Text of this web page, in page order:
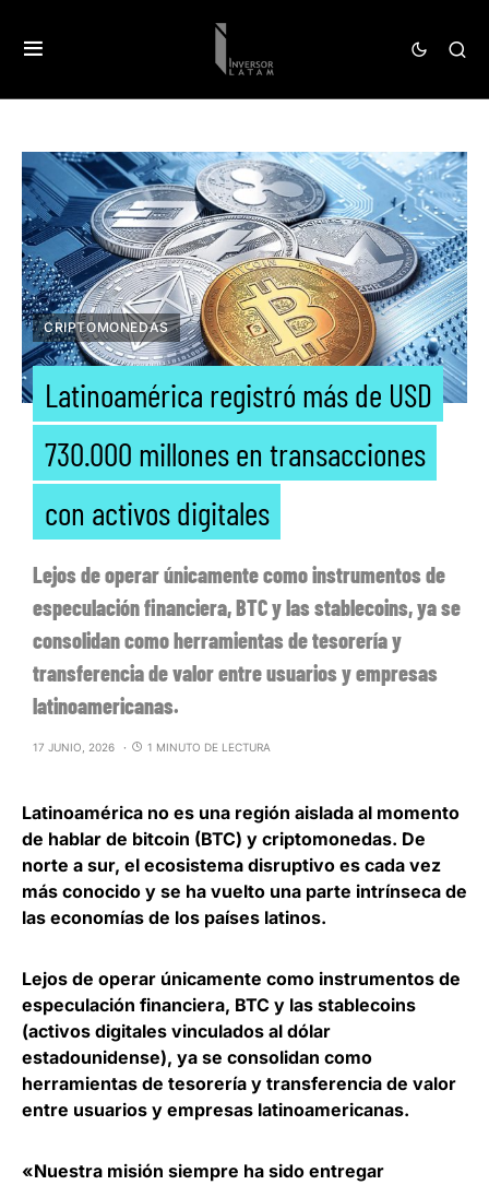
CRIPTOMONEDAS
Latinoamérica registró más de USD
730.000 millones en transacciones
con activos digitales
Lejos de operar únicamente como instrumentos de
especulación financiera, BTC y las stablecoins, ya se
consolidan como herramientas de tesorería y
transferencia de valor entre usuarios y empresas
latinoamericanas.
17 JUNIO, 2026 1 MINUTO DE LECTURA
Latinoamérica no es una región aislada al momento
de hablar de bitcoin (BTC) y criptomonedas. De
norte a sur, el ecosistema disruptivo es cada vez
más conocido y se ha vuelto una parte intrínseca de
las economías de los países latinos.
Lejos de operar únicamente como instrumentos de
especulación financiera, BTC y las stablecoins
(activos digitales vinculados al dólar
estadounidense), ya se consolidan como
herramientas de tesorería y transferencia de valor
entre usuarios y empresas latinoamericanas.
«Nuestra misión siempre ha sido entregar